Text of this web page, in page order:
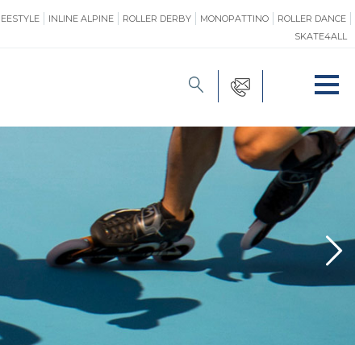
INLINE ALPINE ROLLER DERBY MONOPATTINO
ROLLER DANCE
SKATE4ALL
FORMAZIONE
PROMOZIONE
SAFEGUARDING